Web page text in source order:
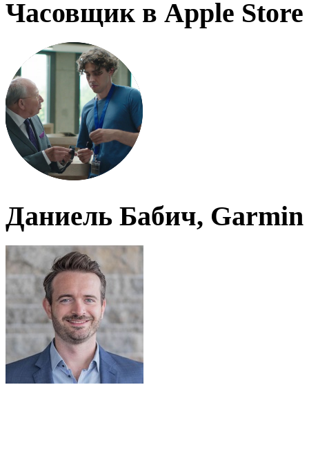
Часовщик в Apple Store
Даниель Бабич, Garmin